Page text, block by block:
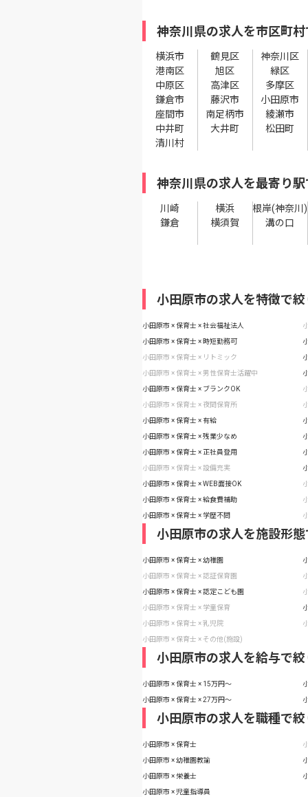
神奈川県の求人を市区町
横浜市 鶴見区
神奈川区
港南区
旭区
緑区
中原区
高津区
多摩区
鎌倉市
藤沢市
小田原市
座間市
南足柄市
綾瀬市
中井町
大井町
松田町
清川村
神奈川県の求人を最寄り
川崎 横浜
根岸(神奈川)
鎌倉
横須賀 溝の口
小田原市の求人を特徴で
小田原市 × 保育士 × 社会福祉法人
小田原市 × 保育士 × 時短勤務可
小田原市 × 保育士 × リトミック
小田原市 × 保育士 × 男性保育士活躍中
小田原市 × 保育士 × ブランクOK
小田原市 × 保育士 × 夜間保育所
小田原市 × 保育士 × 有給
小田原市 × 保育士 × 残業少なめ
小田原市 × 保育士 × 正社員登用
小田原市 × 保育士 × 設備充実
小田原市 × 保育士 × WEB面接OK
小田原市 × 保育士 × 給食費補助
小田原市 × 保育士 × 学歴不問
小田原市の求人を施設形
小田原市 × 保育士 × 幼稚園
小田原市 × 保育士 × 認証保育園
小田原市 × 保育士 × 認定こども園
小田原市 × 保育士 × 学童保育
小田原市 × 保育士 × 乳児院
小田原市 × 保育士 × その他(施設)
小田原市の求人を給与で
小田原市 × 保育士 × 15万円〜
小田原市 × 保育士 × 27万円〜
小田原市の求人を職種で
小田原市 × 保育士
小田原市 × 幼稚園教諭
小田原市 × 栄養士
小田原市 × 児童指導員